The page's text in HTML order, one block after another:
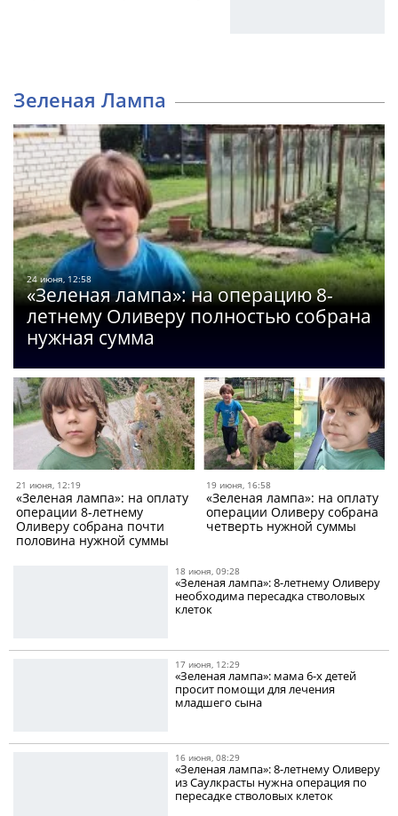
Зеленая Лампа
24 июня, 12:58
«Зеленая лампа»: на операцию 8-
летнему Оливеру полностью собрана
нужная сумма
21 июня, 12:19
«Зеленая лампа»: на оплату
операции 8-летнему
Оливеру собрана почти
половина нужной суммы
19 июня, 16:58
«Зеленая лампа»: на оплату
операции Оливеру собрана
четверть нужной суммы
18 июня, 09:28
«Зеленая лампа»: 8-летнему Оливеру
необходима пересадка стволовых
клеток
17 июня, 12:29
«Зеленая лампа»: мама 6-х детей
просит помощи для лечения
младшего сына
16 июня, 08:29
«Зеленая лампа»: 8-летнему Оливеру
из Саулкрасты нужна операция по
пересадке стволовых клеток